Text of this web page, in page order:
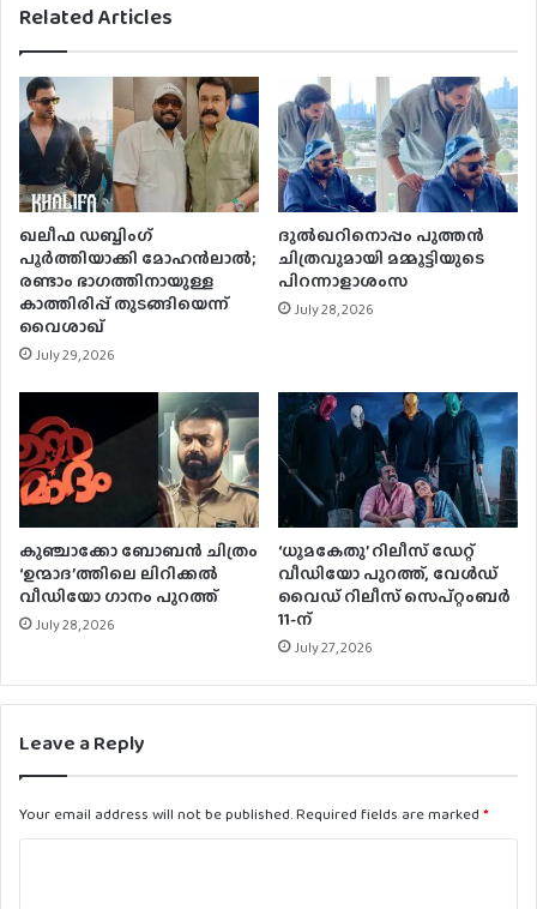
Related Articles
ഖലീഫ ഡബ്ബിംഗ്
പൂർത്തിയാക്കി മോഹൻലാൽ;
രണ്ടാം ഭാഗത്തിനായുള്ള
കാത്തിരിപ്പ് തുടങ്ങിയെന്ന്
വൈശാഖ്
July 29, 2026
ദുൽഖറിനൊപ്പം പുത്തൻ
ചിത്രവുമായി മമ്മൂട്ടിയുടെ
പിറന്നാളാശംസ
July 28, 2026
കുഞ്ചാക്കോ ബോബന്‍ ചിത്രം
‘ഉന്മാദ’ത്തിലെ ലിറിക്കല്‍
വീഡിയോ ഗാനം പുറത്ത്
July 28, 2026
‘ധൂമകേതു’ റിലീസ് ഡേറ്റ്
വീഡിയോ പുറത്ത്, വേള്‍ഡ്
വൈഡ് റിലീസ് സെപ്റ്റംബര്‍
11-ന്
July 27, 2026
Leave a Reply
Your email address will not be published.Required fields are marked *